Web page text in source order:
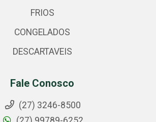
FRIOS
CONGELADOS
DESCARTAVEIS
Fale Conosco
(27) 3246-8500